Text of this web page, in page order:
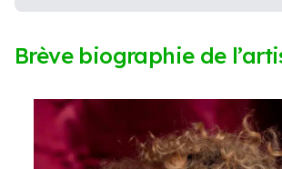
Brève biographie de